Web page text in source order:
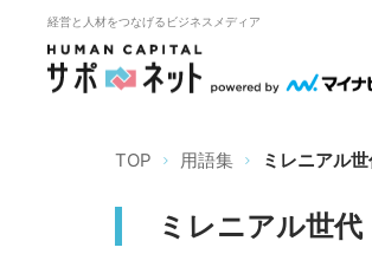
経営と人材をつなげるビジネスメディア
TOP 用語集 ミレニアル
ミレニアル世代